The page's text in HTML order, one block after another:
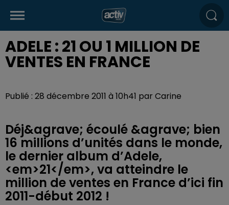
ADELE : 21 OU 1 MILLION DE
VENTES EN FRANCE
Publié : 28 décembre 2011 à 10h41 par Carine
Déj&agrave; écoulé &agrave; bien
16 millions d’unités dans le monde,
le dernier album d’Adele,
<em>21</em>, va atteindre le
million de ventes en France d’ici fin
2011-début 2012 !